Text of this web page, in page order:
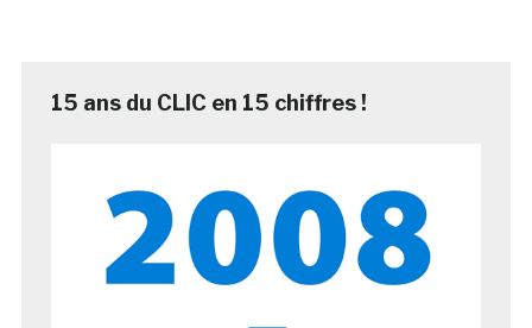
15 ans du CLIC en 15 chiffres !